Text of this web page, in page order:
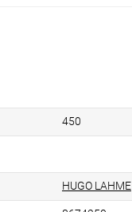
450
HUGO LAHME